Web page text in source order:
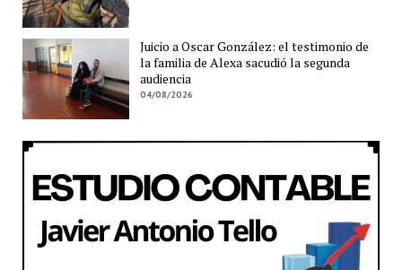
Juicio a Oscar González: el testimonio de
la familia de Alexa sacudió la segunda
audiencia
04/08/2026